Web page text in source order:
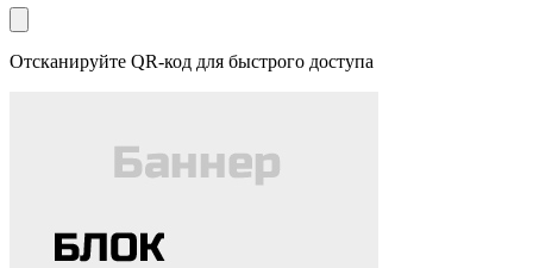
Отсканируйте QR-код для быстрого доступа